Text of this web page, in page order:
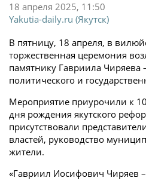
18 апреля 2025, 11:50
Yakutia-daily.ru (Якутск)
В пятницу, 18 апреля, в
торжественная церемония
памятнику Гавриила
политического и
Мероприятие приурочили к
дня рождения якутского
присутствовали
властей, руководство
жители.
«Гавриил Иосифович Чиряев